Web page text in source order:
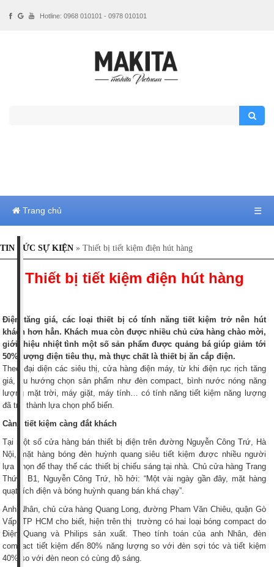
Trang chủ ☰
TIN TỨC SỰ KIỆN » Thiết bị tiết kiệm điện hút hàng
Thiết bị tiết kiệm điện hút hàng
Điện tăng giá, các loại thiết bị có tính năng tiết kiệm trở nên hút
khách hơn hẳn. Khách mua còn được nhiều chủ cửa hàng chào mời,
giới thiệu nhiệt tình một số sản phẩm được quảng bá giúp giảm tới
50% lượng điện tiêu thụ, mà thực chất là thiết bị ăn cắp điện.
Theo đại diện các siêu thị, cửa hàng điện máy, từ khi điện rục rịch tăng
giá, xu hướng chọn sản phẩm như đèn compact, bình nước nóng năng
lượng mặt trời, máy giặt, máy tính… có tính năng tiết kiệm năng lượng
đã trở thành lựa chọn phổ biến.
Càng tiết kiệm càng đắt khách
Tại một số cửa hàng bán thiết bị điện trên đường Nguyễn Công Trứ, Hà
Nội, mặt hàng bóng đèn huỳnh quang siêu tiết kiệm được nhiều người
lựa chọn để thay thế các thiết bị chiếu sáng tại nhà. Chủ cửa hàng Trang
Thức, B1, Nguyễn Công Trứ, hồ hởi: “Một vài ngày gần đây, mặt hàng
quạt tích điện và bóng huỳnh quang bán khá chạy”.
Anh Nhân, chủ cửa hàng Quang Long, đường Pham Văn Chiêu, quận Gò
Vấp, TP HCM cho biết, hiện trên thị trường có hai loại bóng compact do
Điện Quang và Philips sản xuất. Theo tính toán của anh Nhân, đèn
compact tiết kiệm đến 80% năng lượng so với đèn sợi tóc và tiết kiệm
40% so với đèn neon có cùng độ sáng.
Hotline: 0968 010101 - 0978 010101